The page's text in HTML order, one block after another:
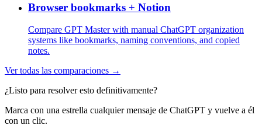
Browser bookmarks + Notion
Compare GPT Master with manual ChatGPT organization
systems like bookmarks, naming conventions, and copied
notes.
Ver todas las comparaciones →
¿Listo para resolver esto definitivamente?
Marca con una estrella cualquier mensaje de ChatGPT y vuelve a él
con un clic.